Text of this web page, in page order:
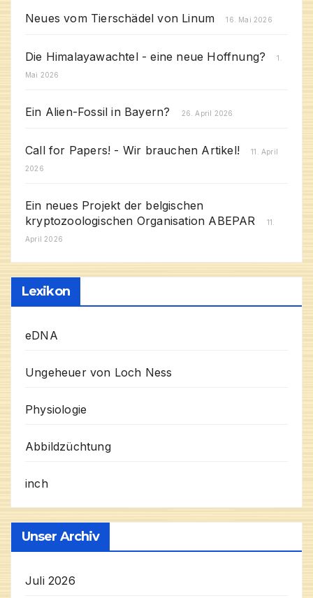
Neues vom Tierschädel von Linum 16. Mai 2026
Die Himalayawachtel - eine neue Hoffnung?
1.
Mai 2026
Ein Alien-Fossil in Bayern? 26. April 2026
Call for Papers! - Wir brauchen Artikel!
11. April
2026
Ein neues Projekt der belgischen
kryptozoologischen Organisation ABEPAR
11.
April 2026
Lexikon
eDNA
Ungeheuer von Loch Ness
Physiologie
Abbildzüchtung
inch
Unser Archiv
Juli 2026